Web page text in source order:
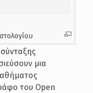
μια
του Open